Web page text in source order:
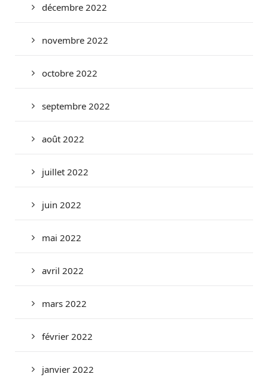
décembre 2022
novembre 2022
octobre 2022
septembre 2022
août 2022
juillet 2022
juin 2022
mai 2022
avril 2022
mars 2022
février 2022
janvier 2022